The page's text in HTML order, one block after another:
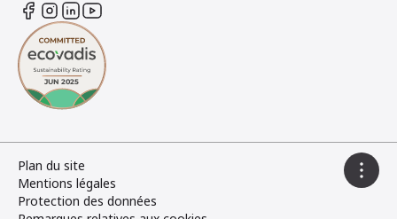
Plan du site
Mentions légales
Protection des données